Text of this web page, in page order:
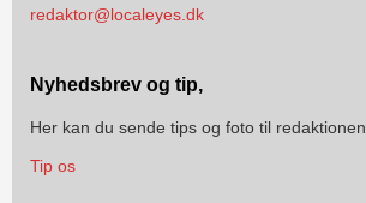
redaktor@localeyes.dk
Nyhedsbrev og tip,
Her kan du sende tips og foto til redaktionen
Tip os